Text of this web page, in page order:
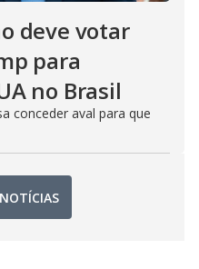
deve votar
para
no Brasil
conceder aval para que